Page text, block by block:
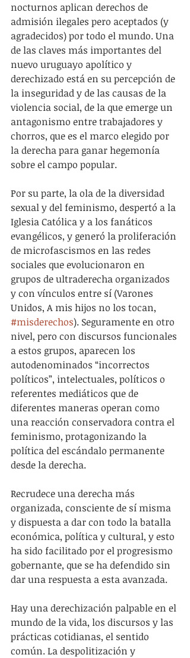
nocturnos aplican derechos de
admisión ilegales pero aceptados (y
agradecidos) por todo el mundo. Una
de las claves más importantes del
nuevo uruguayo apolítico y
derechizado está en su percepción de
la inseguridad y de las causas de la
violencia social, de la que emerge un
antagonismo entre trabajadores y
chorros, que es el marco elegido por
la derecha para ganar hegemonía
sobre el campo popular.
Por su parte, la ola de la diversidad
sexual y del feminismo, despertó a la
Iglesia Católica y a los fanáticos
evangélicos, y generó la proliferación
de microfascismos en las redes
sociales que evolucionaron en
grupos de ultraderecha organizados
y con vínculos entre sí (Varones
Unidos, A mis hijos no los tocan,
#misderechos). Seguramente en otro
nivel, pero con discursos funcionales
a estos grupos, aparecen los
autodenominados “incorrectos
políticos”, intelectuales, políticos o
referentes mediáticos que de
diferentes maneras operan como
una reacción conservadora contra el
feminismo, protagonizando la
política del escándalo permanente
desde la derecha.
Recrudece una derecha más
organizada, consciente de sí misma
y dispuesta a dar con todo la batalla
económica, política y cultural, y esto
ha sido facilitado por el progresismo
gobernante, que se ha defendido sin
dar una respuesta a esta avanzada.
Hay una derechización palpable en el
mundo de la vida, los discursos y las
prácticas cotidianas, el sentido
común. La despolitización y